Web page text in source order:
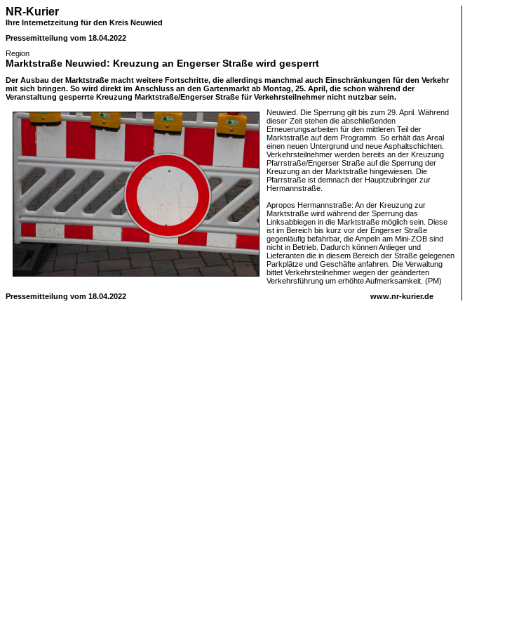
NR-Kurier
Ihre Internetzeitung für den Kreis Neuwied
Pressemitteilung vom 18.04.2022
Region
Marktstraße Neuwied: Kreuzung an Engerser Straße wird gesperrt
Der Ausbau der Marktstraße macht weitere Fortschritte, die allerdings manchmal auch Einschränkungen für den Verkehr
mit sich bringen. So wird direkt im Anschluss an den Gartenmarkt ab Montag, 25. April, die schon während der
Veranstaltung gesperrte Kreuzung Marktstraße/Engerser Straße für Verkehrsteilnehmer nicht nutzbar sein.
Neuwied. Die Sperrung gilt bis zum 29. April. Während
dieser Zeit stehen die abschließenden
Erneuerungsarbeiten für den mittleren Teil der
Marktstraße auf dem Programm. So erhält das Areal
einen neuen Untergrund und neue Asphaltschichten.
Verkehrsteilnehmer werden bereits an der Kreuzung
Pfarrstraße/Engerser Straße auf die Sperrung der
Kreuzung an der Marktstraße hingewiesen. Die
Pfarrstraße ist demnach der Hauptzubringer zur
Hermannstraße.
Apropos Hermannstraße: An der Kreuzung zur
Marktstraße wird während der Sperrung das
Linksabbiegen in die Marktstraße möglich sein. Diese
ist im Bereich bis kurz vor der Engerser Straße
gegenläufig befahrbar, die Ampeln am Mini-ZOB sind
nicht in Betrieb. Dadurch können Anlieger und
Lieferanten die in diesem Bereich der Straße gelegenen
Parkplätze und Geschäfte anfahren. Die Verwaltung
bittet Verkehrsteilnehmer wegen der geänderten
Verkehrsführung um erhöhte Aufmerksamkeit. (PM)
Pressemitteilung vom 18.04.2022
www.nr-kurier.de